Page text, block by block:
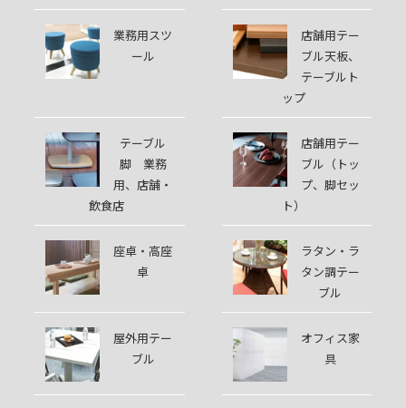
業務用スツ
ール
店舗用テー
ブル天板、
テーブルト
ップ
テーブル
脚 業務
用、店舗・
飲食店
店舗用テー
ブル（トッ
プ、脚セッ
ト）
座卓・高座
卓
ラタン・ラ
タン調テー
ブル
屋外用テー
ブル
オフィス家
具